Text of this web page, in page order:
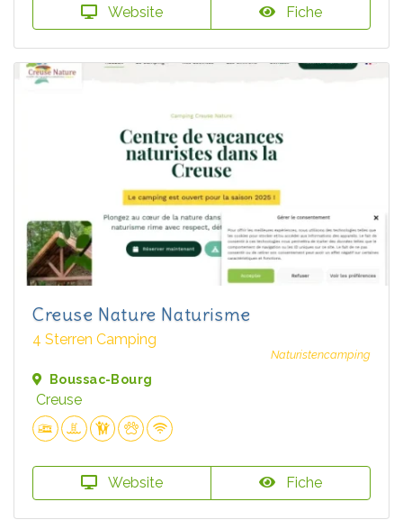
Website Fiche
Creuse Nature Naturisme
4 Sterren Camping
Naturistencamping
Boussac-Bourg
Creuse
Website Fiche